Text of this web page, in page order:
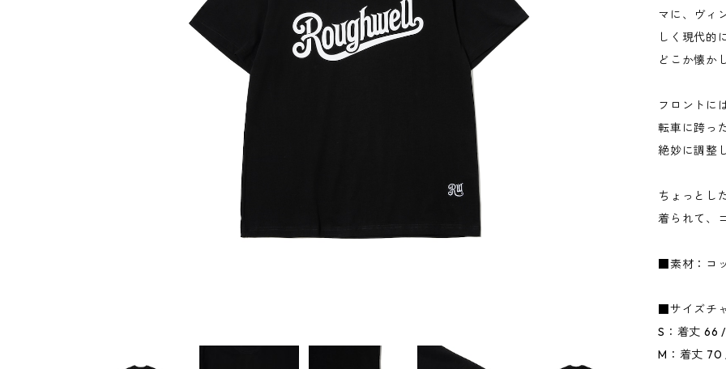
マに、ヴィ
しく現代的
どこか懐か
フロントに
転車に跨っ
絶妙に調整
ちょっとし
着られて、
■素材：コ
■サイズチ
S：着丈 66
M：着丈